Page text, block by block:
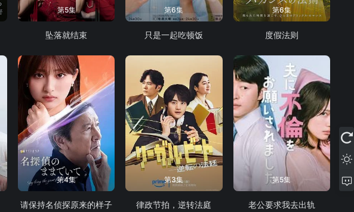
第5集
坠落就结束
第6集
只是一起吃顿饭
第6集
度假法则
第4集
请保持名侦探原来的样子
第3集
律政节拍，逆转法庭
第5集
老公要求我去出轨